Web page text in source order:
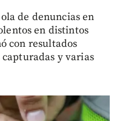
de denuncias en
en distintos
con resultados
y varias